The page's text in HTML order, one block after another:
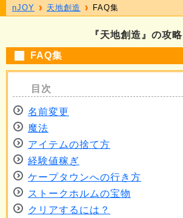
『天地創造』の攻略
FAQ集
名前変更
魔法
アイテムの捨て方
経験値稼ぎ
ケープタウンへの行き方
ストークホルムの宝物
クリアするには？
nJOY 天地創造 FAQ集